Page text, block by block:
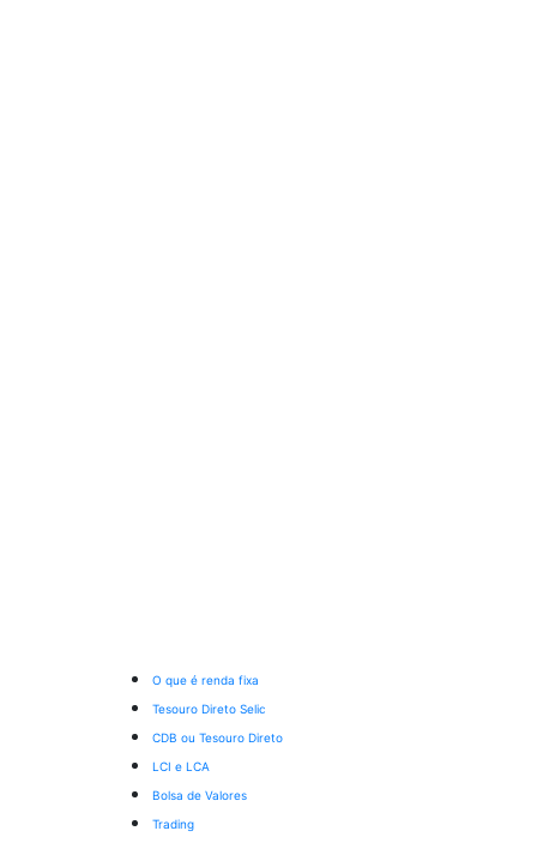
O que é renda fixa
Tesouro Direto Selic
CDB ou Tesouro Direto
LCI e LCA
Bolsa de Valores
Trading